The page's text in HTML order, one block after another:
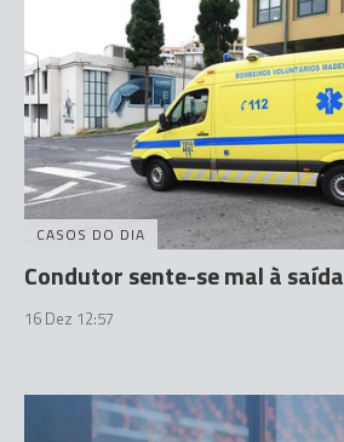
CASOS DO DIA
Condutor sente-se mal à
16 Dez 12:57